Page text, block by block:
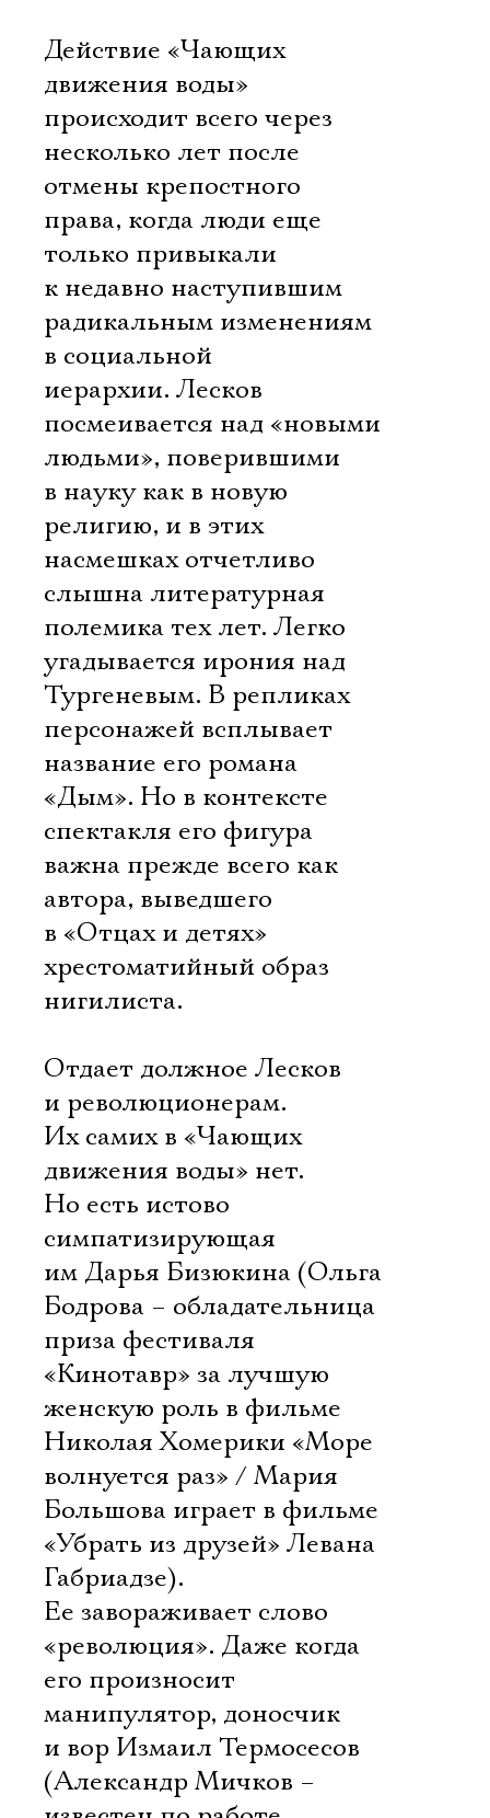
Действие «Чающих
движения воды»
происходит всего через
несколько лет после
отмены крепостного
права, когда люди еще
только привыкали
к недавно наступившим
радикальным изменениям
в социальной
иерархии. Лесков
посмеивается над «новыми
людьми», поверившими
в науку как в новую
религию, и в этих
насмешках отчетливо
слышна литературная
полемика тех лет. Легко
угадывается ирония над
Тургеневым. В репликах
персонажей всплывает
название его романа
«Дым». Но в контексте
спектакля его фигура
важна прежде всего как
автора, выведшего
в «Отцах и детях»
хрестоматийный образ
нигилиста.
Отдает должное Лесков
и революционерам.
Их самих в «Чающих
движения воды» нет.
Но есть истово
симпатизирующая
им Дарья Бизюкина (Ольга
Бодрова – обладательница
приза фестиваля
«Кинотавр» за лучшую
женскую роль в фильме
Николая Хомерики «Море
волнуется раз» / Мария
Большова играет в фильме
«Убрать из друзей» Левана
Габриадзе).
Ее завораживает слово
«революция». Даже когда
его произносит
манипулятор, доносчик
и вор Измаил Термосесов
(Александр Мичков –